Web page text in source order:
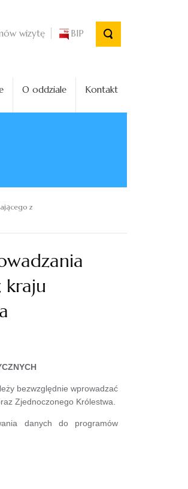
wizytę BIP
O oddziale Kontakt
z
kraju
bezwzględnie wprowadzać
Zjednoczonego Królestwa.
danych do programów